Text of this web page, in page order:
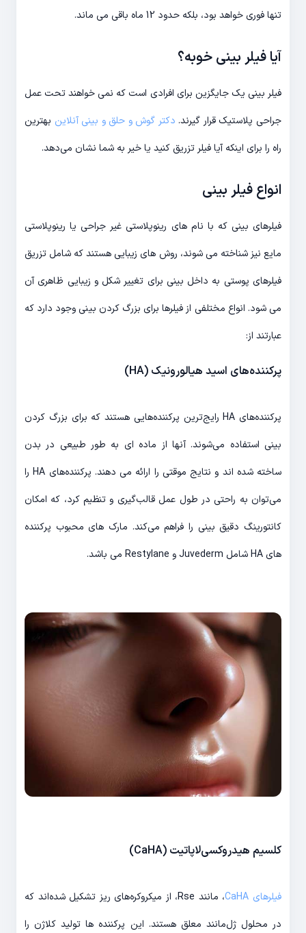
تنها فوری خواهد بود، بلکه حدود 12 ماه باقی می ماند.
آیا فیلر بینی خوبه؟
فیلر بینی یک جایگزین برای افرادی است که نمی خواهند تحت عمل
جراحی پلاستیک قرار گیرند. دکتر گوش و حلق و بینی آنلاین بهترین
راه را برای اینکه آیا فیلر تزریق کنید یا خیر به شما نشان می‌دهد.
انواع فیلر بینی
فیلرهای بینی که با نام های رینوپلاستی غیر جراحی یا رینوپلاستی
مایع نیز شناخته می شوند، روش های زیبایی هستند که شامل تزریق
فیلرهای پوستی به داخل بینی برای تغییر شکل و زیبایی ظاهری آن
می شود. انواع مختلفی از فیلرها برای بزرگ کردن بینی وجود دارد که
عبارتند از:
پرکننده‌های اسید هیالورونیک (HA)
پرکننده‌های HA رایج‌ترین پرکننده‌هایی هستند که برای بزرگ کردن
بینی استفاده می‌شوند. آنها از ماده ای به طور طبیعی در بدن
ساخته شده اند و نتایج موقتی را ارائه می دهند. پرکننده‌های HA را
می‌توان به راحتی در طول عمل قالب‌گیری و تنظیم کرد، که امکان
کانتورینگ دقیق بینی را فراهم می‌کند. مارک های محبوب پرکننده
های HA شامل Juvederm و Restylane می باشد.
کلسیم هیدروکسی‌لاپاتیت (CaHA)
فیلرهای CaHA
، مانند Rse، از میکروکره‌های ریز تشکیل شده‌اند که
در محلول ژل‌مانند معلق هستند. این پرکننده ها تولید کلاژن را